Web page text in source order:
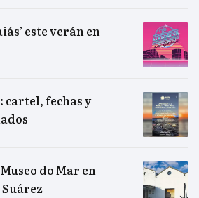
este verán en
cartel, fechas y
do Mar en
Suárez